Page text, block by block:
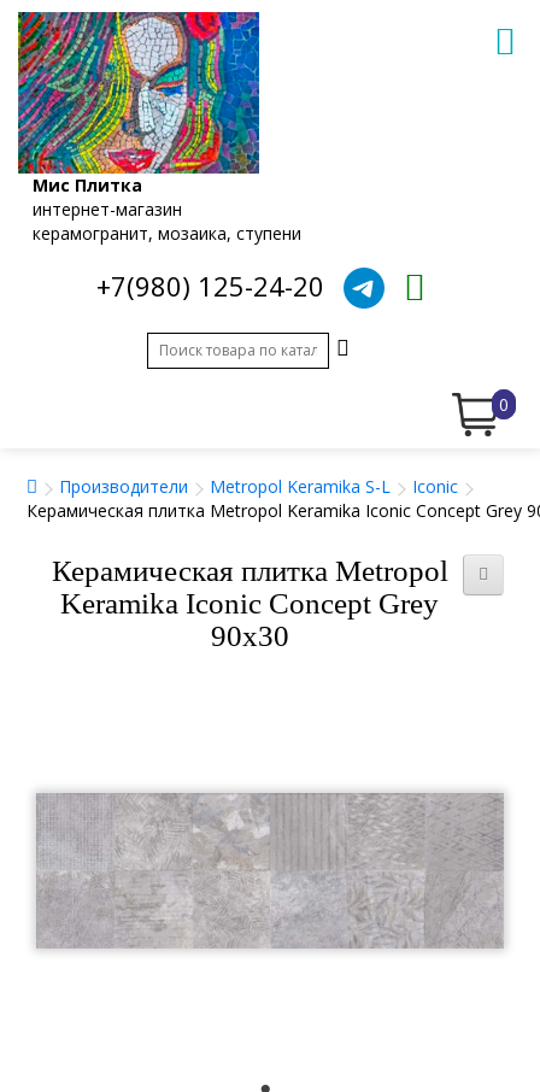
Мис Плитка
интернет-магазин
керамогранит, мозаика, ступени
+7(980) 125-24-20
0
Производители Metropol Keramika S-L
Iconic
Керамическая плитка Metropol Keramika Iconic Concept Grey
Керамическая плитка Metropol
Keramika Iconic Concept Grey
90x30